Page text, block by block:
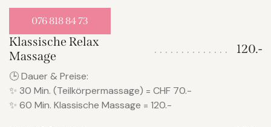
076 818 84 73
Klassische Relax
Massage
120.-
🕒 Dauer & Preise:
✨ 30 Min. (Teilkörpermassage) = CHF 70.-
✨ 60 Min. Klassische Massage = 120.-